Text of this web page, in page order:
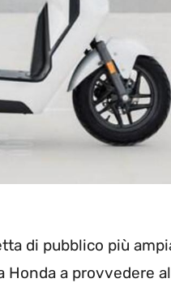
di pubblico più
a provvedere